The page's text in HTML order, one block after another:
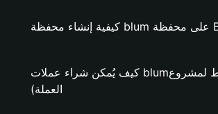
كيف يُمكن شراء عملات blum؟ (فقط لمشروع
العملة)